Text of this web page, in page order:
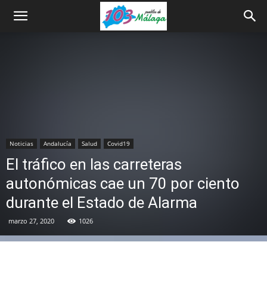
Noticias Andalucía Salud Covid19
El tráfico en las carreteras
autonómicas cae un 70 por ciento
durante el Estado de Alarma
marzo 27, 2020 1026